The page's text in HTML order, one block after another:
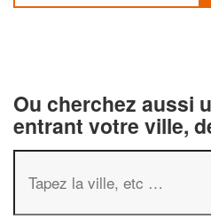
Ou cherchez aussi
entrant votre ville,